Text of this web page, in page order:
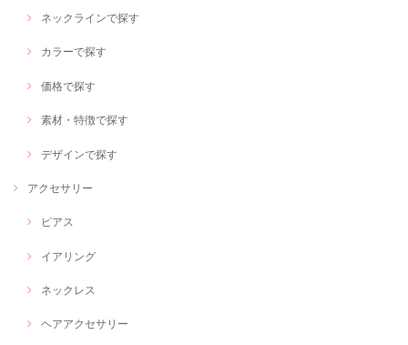
ネックラインで探す
カラーで探す
価格で探す
素材・特徴で探す
デザインで探す
アクセサリー
ピアス
イアリング
ネックレス
ヘアアクセサリー